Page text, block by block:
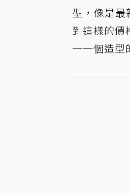
型，像是
到這樣的價
一一個造型